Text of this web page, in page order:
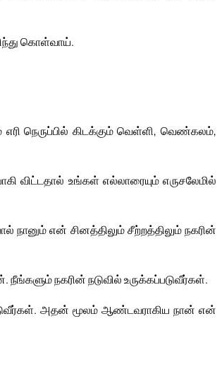
கொள்வாய்.
நெருப்பில் கிடக்கும் வெள்ளி, வெண்கலம்,
விட்டதால் உங்கள் எல்லாரையும் எருசலேமில்
நானும் என் சினத்திலும் சீற்றத்திலும் நகரின்
நகரின் நடுவில் உருக்கப்படுவீர்கள்.
அதன் மூலம் ஆண்டவராகிய நான் என்